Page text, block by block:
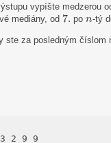
vypíšte medzerou
mediány, od 7.
7. pon
n-tý
ste za posledným číslom
2 9 9